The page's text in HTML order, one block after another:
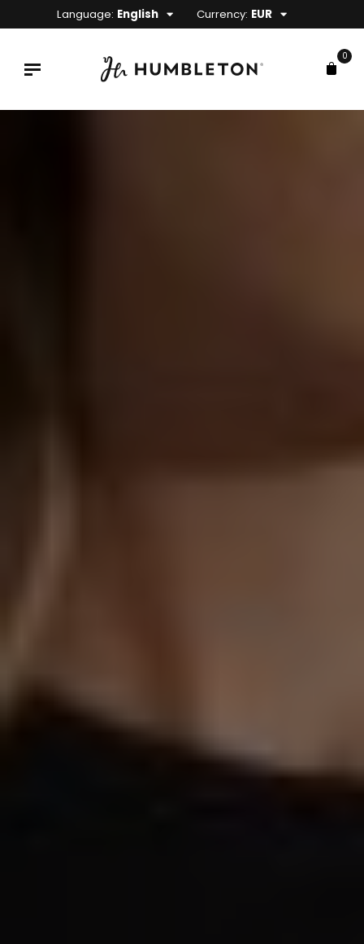
Language: English Currency: EUR
0